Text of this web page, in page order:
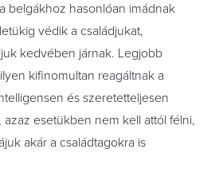
belgákhoz hasonlóan imádnak
védik a családjukat,
kedvében járnak. Legjobb
kifinomultan reagáltnak a
és szeretetteljesen
esetükben nem kell attól félni,
akár a családtagokra is